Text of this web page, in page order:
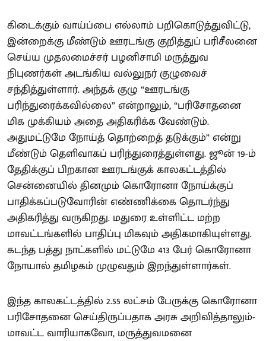
கிடைக்கும் வாய்ப்பை எல்லாம் பறிகொடுத்துவிட்டு,
இன்றைக்கு மீண்டும் ஊரடங்கு குறித்துப் பரிசீலனை
செய்ய முதலமைச்சர் பழனிசாமி மருத்துவ
நிபுணர்கள் அடங்கிய வல்லுநர் குழுவைச்
சந்தித்துள்ளார். அந்தக் குழு “ஊரடங்கு
பரிந்துரைக்கவில்லை” என்றாலும், “பரிசோதனை
மிக முக்கியம் அதை அதிகரிக்க வேண்டும்.
அதுமட்டுமே நோய்த் தொற்றைத் தடுக்கும்” என்று
மீண்டும் தெளிவாகப் பரிந்துரைத்துள்ளது. ஜூன் 19-ம்
தேதிக்குப் பிறகான ஊரடங்குக் காலகட்டத்தில்
சென்னையில் தினமும் கொரோனா நோய்க்குப்
பாதிக்கப்படுவோரின் எண்ணிக்கை தொடர்ந்து
அதிகரித்து வருகிறது. மதுரை உள்ளிட்ட மற்ற
மாவட்டங்களில் பாதிப்பு மிகவும் அதிகமாகியுள்ளது.
கடந்த பத்து நாட்களில் மட்டுமே 413 பேர் கொரோனா
நோயால் தமிழகம் முழுவதும் இறந்துள்ளார்கள்.
இந்த காலகட்டத்தில் 2.55 லட்சம் பேருக்கு கொரோனா
பரிசோதனை செய்திருப்பதாக அரசு அறிவித்தாலும்-
மாவட்ட வாரியாகவோ, மருத்துவமனை